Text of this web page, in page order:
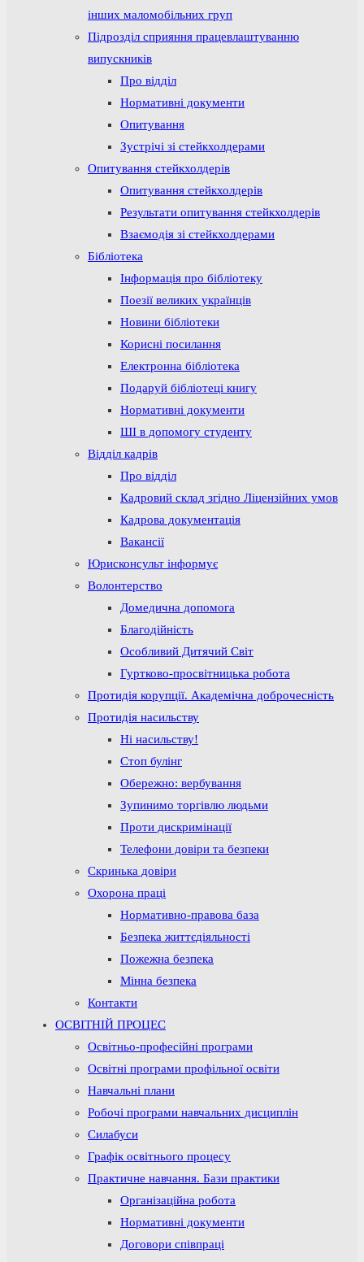
інших маломобільних груп
Підрозділ сприяння працевлаштуванню
випускників
Про відділ
Нормативні документи
Опитування
Зустрічі зі стейкхолдерами
Опитування стейкхолдерів
Опитування стейкхолдерів
Результати опитування стейкхолдерів
Взаємодія зі стейкхолдерами
Бібліотека
Інформація про бібліотеку
Поезії великих українців
Новини бібліотеки
Корисні посилання
Електронна бібліотека
Подаруй бібліотеці книгу
Нормативні документи
ШІ в допомогу студенту
Відділ кадрів
Про відділ
Кадровий склад згідно Ліцензійних умов
Кадрова документація
Вакансії
Юрисконсульт інформує
Волонтерство
Домедична допомога
Благодійність
Особливий Дитячий Світ
Гуртково-просвітницька робота
Протидія корупції. Академічна доброчесність
Протидія насильству
Ні насильству!
Стоп булінг
Обережно: вербування
Зупинимо торгівлю людьми
Проти дискримінації
Телефони довіри та безпеки
Скринька довіри
Охорона праці
Нормативно-правова база
Безпека життєдіяльності
Пожежна безпека
Мінна безпека
Контакти
ОСВІТНІЙ ПРОЦЕС
Освітньо-професійні програми
Освітні програми профільної освіти
Навчальні плани
Робочі програми навчальних дисциплін
Силабуси
Графік освітнього процесу
Практичне навчання. Бази практики
Організаційна робота
Нормативні документи
Договори співпраці